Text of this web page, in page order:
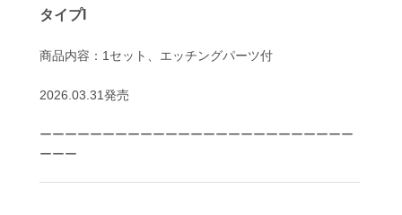
タイプI
商品内容：1セット、エッチングパーツ付
2026.03.31発売
ーーーーーーーーーーーーーーーーーーーーーーーーー
ーーー